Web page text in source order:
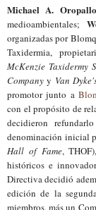
Michael A. Oropallo
medioambientales;
organizadas por
Taxidermia,
McKenzie Taxidermy
Company y Van
promotor junto a
con el propósito de
decidieron
denominación inicial
Hall of Fame,
históricos e
Directiva decidió
edición de la
miembros, más un